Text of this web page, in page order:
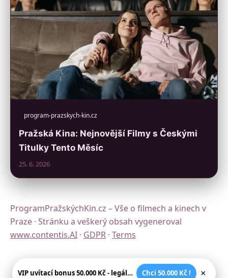
program-prazskych-kin.cz
Pražská Kina: Nejnovější Filmy s Českými
Titulky Tento Měsíc
25. 6. 2026
ProgramPražskýchKin.cz – Vše o filmech a kinech v
Praze · Stránku a veškerý obsah vygeneroval
www.contentis.AI · GDPR · Terms
VIP uvítací bonus 50.000 Kč - legální české kasíno Chci 50.000 Kč ! ×